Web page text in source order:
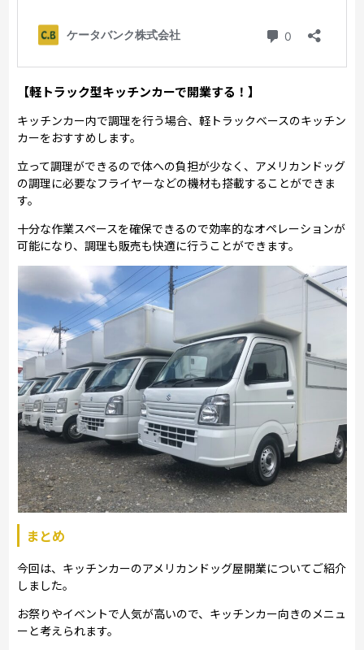
【軽トラック型キッチンカーで開業する！】
キッチンカー内で調理を行う場合、軽トラックベースのキッチン
カーをおすすめします。
立って調理ができるので体への負担が少なく、アメリカンドッグ
の調理に必要なフライヤーなどの機材も搭載することができま
す。
十分な作業スペースを確保できるので効率的なオペレーションが
可能になり、調理も販売も快適に行うことができます。
まとめ
今回は、キッチンカーのアメリカンドッグ屋開業についてご紹介
しました。
お祭りやイベントで人気が高いので、キッチンカー向きのメニュ
ーと考えられます。